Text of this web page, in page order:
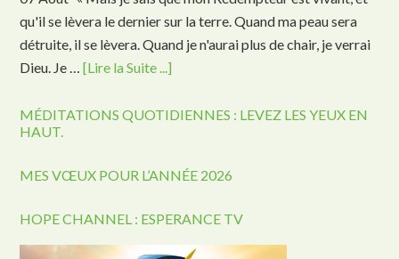
qu'il se lèvera le dernier sur la terre. Quand ma peau sera
détruite, il se lèvera. Quand je n'aurai plus de chair, je verrai
Dieu. Je …[Lire la Suite ...]
MÉDITATIONS QUOTIDIENNES : LEVEZ LES YEUX EN
HAUT.
MES VŒUX POUR L’ANNÉE 2026
HOPE CHANNEL : ESPERANCE TV